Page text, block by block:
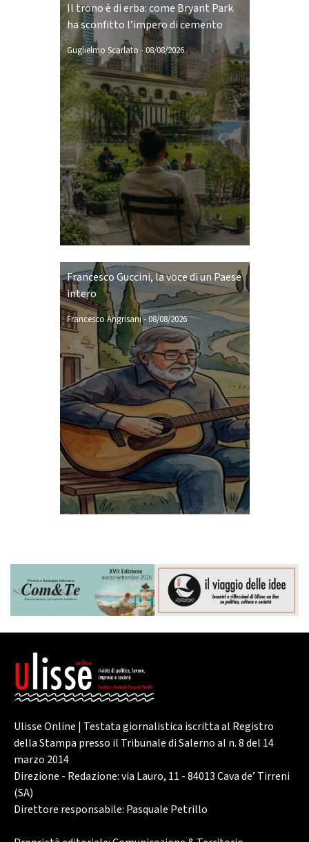
Il trono è di erba: come Bryant Park
ha sconfitto l’impero di cemento
Guglielmo Scarlato -08/08/2026
Francesco Guccini, la voce di un Paese
intero
Francesco Angrisani-08/08/2026
Ulisse Online | Testata giornalistica iscritta al Registro
della Stampa presso il Tribunale di Salerno al n. 8 del 14
marzo 2014
Direzione - Redazione: via Lauro, 11 - 84013 Cava de’ Tirreni
(SA)
Direttore responsabile: Pasquale Petrillo